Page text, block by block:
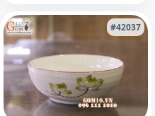
#42037